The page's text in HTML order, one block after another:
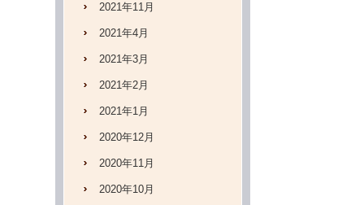
2021年11月
2021年4月
2021年3月
2021年2月
2021年1月
2020年12月
2020年11月
2020年10月